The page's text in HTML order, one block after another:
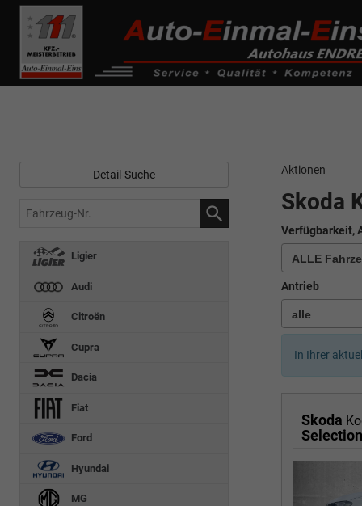
------------ Host Name : selector1._domainkey Points to address or
de0k._domainkey.autoeinmaleins.onmicrosoft.com
Aktionen
Skoda
Verfügbarkeit,
Antrieb
In Ihrer
Skoda
Detail-Suche
Fahrzeug-
Ligier
Audi
Citroën
Cupra
Dacia
Fiat
Ford
Hyundai
MG